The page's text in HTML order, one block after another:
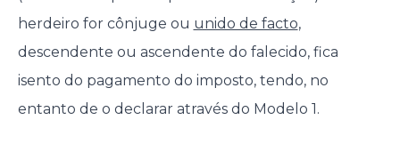
herdeiro for cônjuge ou unido de facto,
descendente ou ascendente do falecido, fica
isento do pagamento do imposto, tendo, no
entanto de o declarar através do Modelo 1.